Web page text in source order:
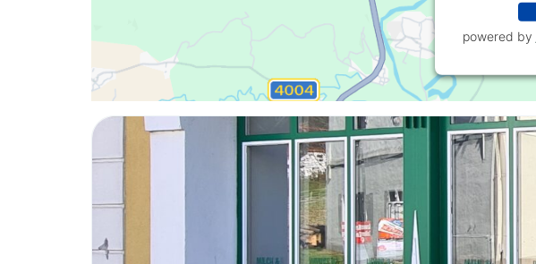
powered by